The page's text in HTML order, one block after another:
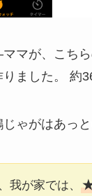
マが、こち
ました。 約
ゃがはあっと
我が家では、